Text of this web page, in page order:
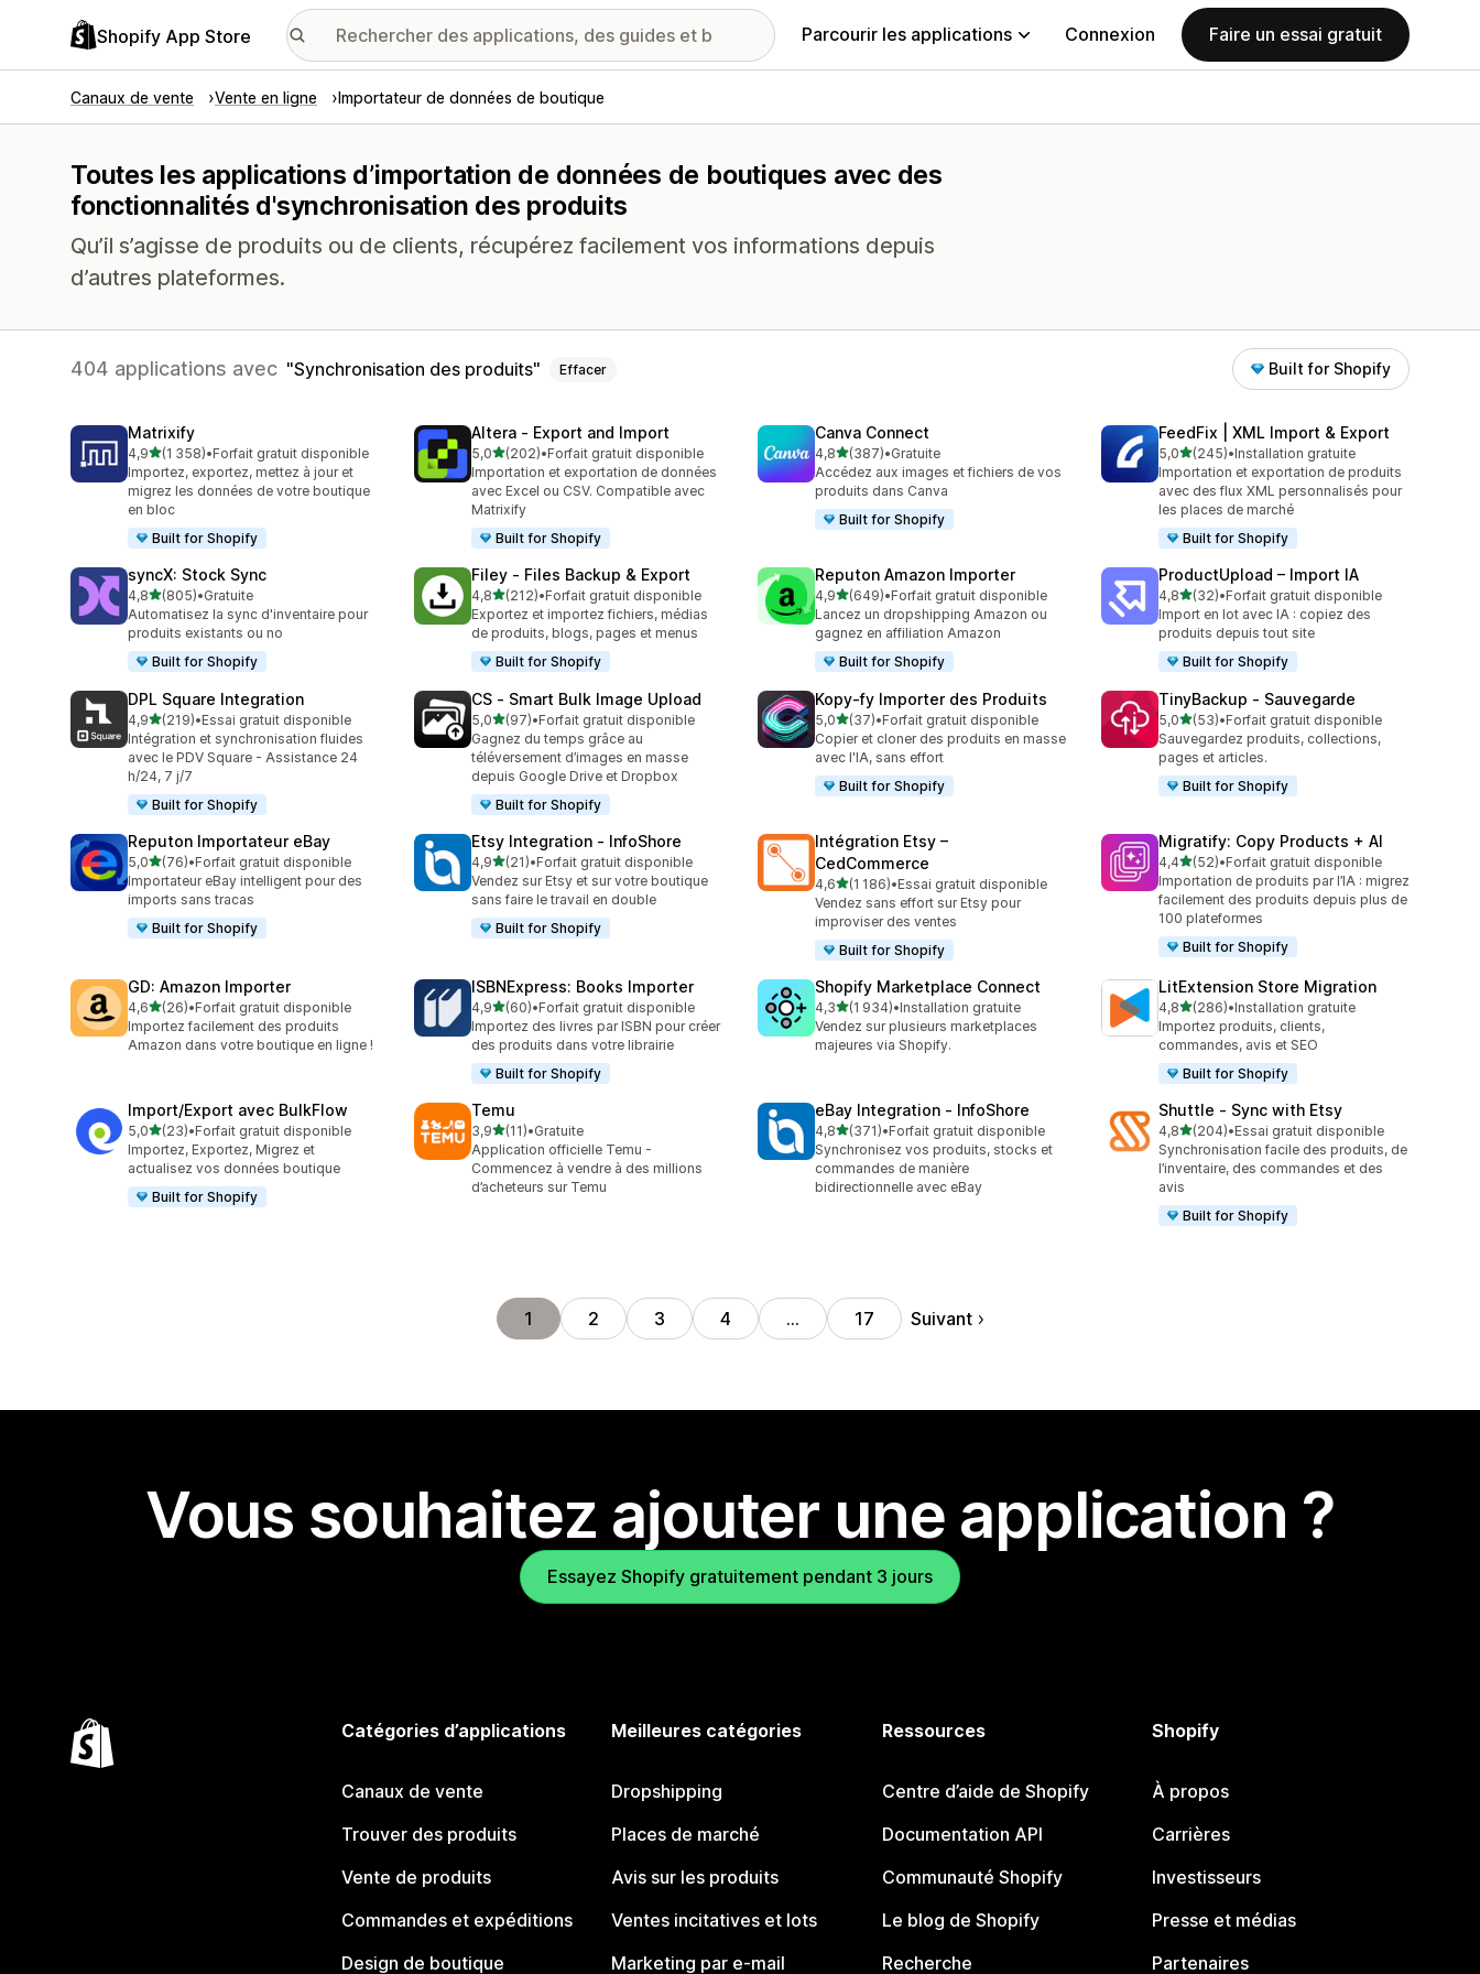
Shopify App Store Parcourir les applications Connexion Faire un essai gratuit
Canaux de vente Vente en ligne Importateur de données de boutique
Toutes les applications d’importation de données de boutiques avec des
fonctionnalités d'synchronisation des produits
Qu’il s’agisse de produits ou de clients, récupérez facilement vos informations depuis
d’autres plateformes.
404 applications avec Synchronisation des produits Effacer Built for Shopify
Matrixify
4,9étoile(s) sur 5
(1 358)
1358 avis au total
•Forfait gratuit disponible
Importez, exportez, mettez à jour et
migrez les données de votre boutique
en bloc
Built for Shopify
Altera ‑ Export and Import
5,0étoile(s) sur 5
(202)
202 avis au total
•Forfait gratuit disponible
Importation et exportation de données
avec Excel ou CSV. Compatible avec
Matrixify
Built for Shopify
Canva Connect
4,8étoile(s) sur 5
(387)
387 avis au total
•Gratuite
Accédez aux images et fichiers de vos
produits dans Canva
Built for Shopify
FeedFix | XML Import & Export
5,0étoile(s) sur 5
(245)
245 avis au total
•Installation gratuite
Importation et exportation de produits
avec des flux XML personnalisés pour
les places de marché
Built for Shopify
syncX: Stock Sync
4,8étoile(s) sur 5
(805)
805 avis au total
•Gratuite
Automatisez la sync d'inventaire pour
produits existants ou no
Built for Shopify
Filey ‑ Files Backup & Export
4,8étoile(s) sur 5
(212)
212 avis au total
•Forfait gratuit disponible
Exportez et importez fichiers, médias
de produits, blogs, pages et menus
Built for Shopify
Reputon Amazon Importer
4,9étoile(s) sur 5
(649)
649 avis au total
•Forfait gratuit disponible
Lancez un dropshipping Amazon ou
gagnez en affiliation Amazon
Built for Shopify
ProductUpload – Import IA
4,8étoile(s) sur 5
(32)
32 avis au total
•Forfait gratuit disponible
Import en lot avec IA : copiez des
produits depuis tout site
Built for Shopify
DPL Square Integration
4,9étoile(s) sur 5
(219)
219 avis au total
•Essai gratuit disponible
Intégration et synchronisation fluides
avec le PDV Square - Assistance 24
h/24, 7 j/7
Built for Shopify
CS ‑ Smart Bulk Image Upload
5,0étoile(s) sur 5
(97)
97 avis au total
•Forfait gratuit disponible
Gagnez du temps grâce au
téléversement d’images en masse
depuis Google Drive et Dropbox
Built for Shopify
Kopy‑fy Importer des Produits
5,0étoile(s) sur 5
(37)
37 avis au total
•Forfait gratuit disponible
Copier et cloner des produits en masse
avec l'IA, sans effort
Built for Shopify
TinyBackup ‑ Sauvegarde
5,0étoile(s) sur 5
(53)
53 avis au total
•Forfait gratuit disponible
Sauvegardez produits, collections,
pages et articles.
Built for Shopify
Reputon Importateur eBay
5,0étoile(s) sur 5
(76)
76 avis au total
•Forfait gratuit disponible
Importateur eBay intelligent pour des
imports sans tracas
Built for Shopify
Etsy Integration ‑ InfoShore
4,9étoile(s) sur 5
(21)
21 avis au total
•Forfait gratuit disponible
Vendez sur Etsy et sur votre boutique
sans faire le travail en double
Built for Shopify
Intégration Etsy –
CedCommerce
4,6étoile(s) sur 5
(1 186)
1186 avis au total
•Essai gratuit disponible
Vendez sans effort sur Etsy pour
improviser des ventes
Built for Shopify
Migratify: Copy Products + AI
4,4étoile(s) sur 5
(52)
52 avis au total
•Forfait gratuit disponible
Importation de produits par l’IA : migrez
facilement des produits depuis plus de
100 plateformes
Built for Shopify
GD: Amazon Importer
4,6étoile(s) sur 5
(26)
26 avis au total
•Forfait gratuit disponible
Importez facilement des produits
Amazon dans votre boutique en ligne !
ISBNExpress: Books Importer
4,9étoile(s) sur 5
(60)
60 avis au total
•Forfait gratuit disponible
Importez des livres par ISBN pour créer
des produits dans votre librairie
Built for Shopify
Shopify Marketplace Connect
4,3étoile(s) sur 5
(1 934)
1934 avis au total
•Installation gratuite
Vendez sur plusieurs marketplaces
majeures via Shopify.
LitExtension Store Migration
4,8étoile(s) sur 5
(286)
286 avis au total
•Installation gratuite
Importez produits, clients,
commandes, avis et SEO
Built for Shopify
Import/Export avec BulkFlow
5,0étoile(s) sur 5
(23)
23 avis au total
•Forfait gratuit disponible
Importez, Exportez, Migrez et
actualisez vos données boutique
Built for Shopify
Temu
3,9étoile(s) sur 5
(11)
11 avis au total
•Gratuite
Application officielle Temu -
Commencez à vendre à des millions
d’acheteurs sur Temu
eBay Integration ‑ InfoShore
4,8étoile(s) sur 5
(371)
371 avis au total
•Forfait gratuit disponible
Synchronisez vos produits, stocks et
commandes de manière
bidirectionnelle avec eBay
Shuttle ‑ Sync with Etsy
4,8étoile(s) sur 5
(204)
204 avis au total
•Essai gratuit disponible
Synchronisation facile des produits, de
l’inventaire, des commandes et des
avis
Built for Shopify
1 2 3 4 … 17 Suivant
Vous souhaitez ajouter une application ?
Essayez Shopify gratuitement pendant 3 jours
Catégories d’applications
Canaux de vente
Trouver des produits
Vente de produits
Commandes et expéditions
Design de boutique
Meilleures catégories
Dropshipping
Places de marché
Avis sur les produits
Ventes incitatives et lots
Marketing par e-mail
Ressources
Centre d’aide de Shopify
Documentation API
Communauté Shopify
Le blog de Shopify
Recherche
Shopify
À propos
Carrières
Investisseurs
Presse et médias
Partenaires